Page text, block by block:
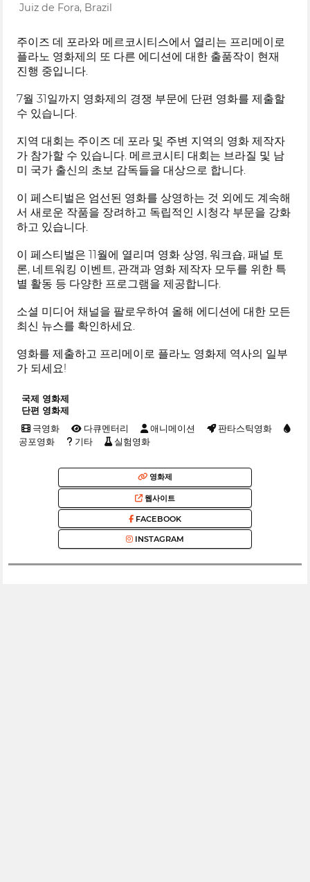
Juiz de Fora, Brazil
주이즈 데 포라와 메르코시티스에서 열리는 프리메이로
플라노 영화제의 또 다른 에디션에 대한 출품작이 현재
진행 중입니다.
7월 31일까지 영화제의 경쟁 부문에 단편 영화를 제출할
수 있습니다.
지역 대회는 주이즈 데 포라 및 주변 지역의 영화 제작자
가 참가할 수 있습니다. 메르코시티 대회는 브라질 및 남
미 국가 출신의 초보 감독들을 대상으로 합니다.
이 페스티벌은 엄선된 영화를 상영하는 것 외에도 계속해
서 새로운 작품을 장려하고 독립적인 시청각 부문을 강화
하고 있습니다.
이 페스티벌은 11월에 열리며 영화 상영, 워크숍, 패널 토
론, 네트워킹 이벤트, 관객과 영화 제작자 모두를 위한 특
별 활동 등 다양한 프로그램을 제공합니다.
소셜 미디어 채널을 팔로우하여 올해 에디션에 대한 모든
최신 뉴스를 확인하세요.
영화를 제출하고 프리메이로 플라노 영화제 역사의 일부
가 되세요!
국제 영화제
단편 영화제
극영화 다큐멘터리 애니메이션
판타스틱영화
공포영화
기타 실험영화
영화제
웹사이트
FACEBOOK
INSTAGRAM